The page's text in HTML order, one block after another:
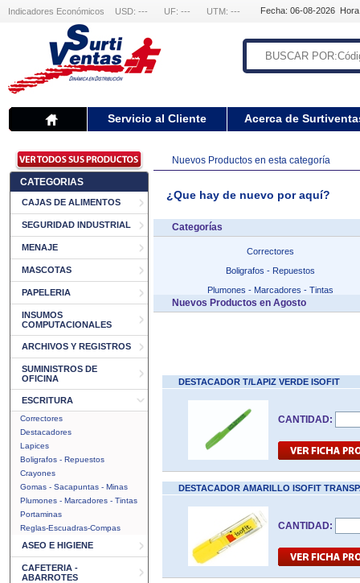
Indicadores Económicos USD: --- UF: --- UTM: --- Fecha: 06-08-2026
Servicio al Cliente Acerca de
CATEGORIAS
CAJAS DE ALIMENTOS
SEGURIDAD INDUSTRIAL
MENAJE
MASCOTAS
PAPELERIA
INSUMOS
COMPUTACIONALES
ARCHIVOS Y REGISTROS
SUMINISTROS DE
OFICINA
ESCRITURA
Correctores
Destacadores
Lapices
Boligrafos - Repuestos
Crayones
Gomas - Sacapuntas - Minas
Plumones - Marcadores - Tintas
Portaminas
Reglas-Escuadras-Compas
ASEO E HIGIENE
CAFETERIA -
ABARROTES
Nuevos Productos en esta categoría
¿Que hay de nuevo por aquí?
Categorías
Correctores
Boligrafos - Repuestos
Plumones - Marcadores - Tintas
Nuevos Productos en Agosto
DESTACADOR T/LAPIZ VERDE ISOFIT
CANTIDAD:
DESTACADOR AMARILLO ISOFIT
CANTIDAD: